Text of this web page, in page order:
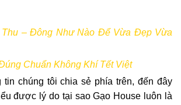
– Đông Như Nào Để Vừa Đẹp Vừa
Chuẩn Không Khí Tết Việt
chúng tôi chia sẻ phía trên, đến đây
được lý do tại sao Gạo House luôn là